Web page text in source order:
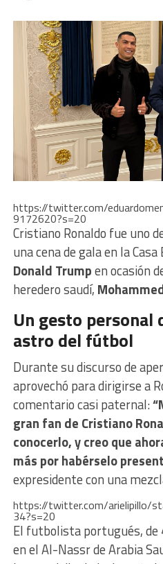
https://twitter.com/
9172620?s=20
Cristiano Ronaldo fue uno
una cena de gala en la
Donald Trumpen ocasión
heredero saudí,
Un gesto personal
astro del fútbol
Durante su discurso de
aprovechó para dirigirse a
comentario casi paternal:
gran fan de Cristiano
conocerlo, y creo que
más por habérselo
expresidente con una
https://twitter.com/arielipillo/
34?s=20
El futbolista portugués, de
en el Al-Nassr de Arabia